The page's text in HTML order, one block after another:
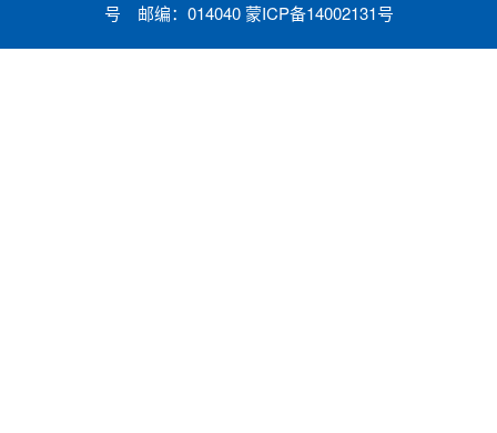
号 邮编：014040 蒙ICP备14002131号